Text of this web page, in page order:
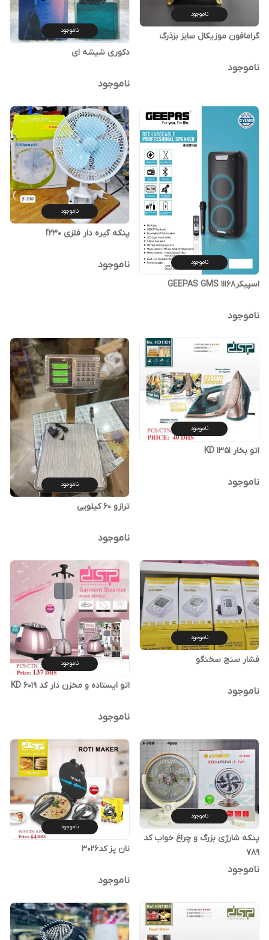
ناموجود
گرامافون موزیکال سایز بزذرگ
ناموجود
ناموجود
دکوری شیشه ای
ناموجود
ناموجود
اسپیکرGEEPAS GMS 11168
ناموجود
ناموجود
پنکه گیره دار فلزی f230
ناموجود
ناموجود
اتو بخار KD 1351
ناموجود ناموجود
ترازو 60 کیلویی
ناموجود
ناموجود
فشار سنج سخنگو
ناموجود
ناموجود
اتو ایستاده و مخزن دار کد KD 6019
ناموجود
ناموجود
پنکه شارژی بزرگ و چراغ خواب کد
789
ناموجود
ناموجود
نان پز کد3026
ناموجود